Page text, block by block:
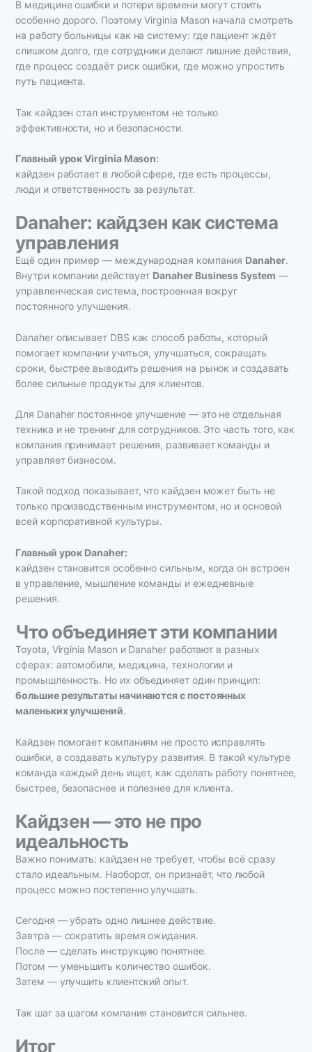
В медицине ошибки и потери времени могут стоить
особенно дорого. Поэтому Virginia Mason начала смотреть
на работу больницы как на систему: где пациент ждёт
слишком долго, где сотрудники делают лишние действия,
где процесс создаёт риск ошибки, где можно упростить
путь пациента.
Так кайдзен стал инструментом не только
эффективности, но и безопасности.
Главный урок Virginia Mason:
кайдзен работает в любой сфере, где есть процессы,
люди и ответственность за результат.
Danaher: кайдзен как система
управления
Ещё один пример — международная компания Danaher.
Внутри компании действует Danaher Business System —
управленческая система, построенная вокруг
постоянного улучшения.
Danaher описывает DBS как способ работы, который
помогает компании учиться, улучшаться, сокращать
сроки, быстрее выводить решения на рынок и создавать
более сильные продукты для клиентов.
Для Danaher постоянное улучшение — это не отдельная
техника и не тренинг для сотрудников. Это часть того, как
компания принимает решения, развивает команды и
управляет бизнесом.
Такой подход показывает, что кайдзен может быть не
только производственным инструментом, но и основой
всей корпоративной культуры.
Главный урок Danaher:
кайдзен становится особенно сильным, когда он встроен
в управление, мышление команды и ежедневные
решения.
Что объединяет эти компании
Toyota, Virginia Mason и Danaher работают в разных
сферах: автомобили, медицина, технологии и
промышленность. Но их объединяет один принцип:
большие результаты начинаются с постоянных
маленьких улучшений.
Кайдзен помогает компаниям не просто исправлять
ошибки, а создавать культуру развития. В такой культуре
команда каждый день ищет, как сделать работу понятнее,
быстрее, безопаснее и полезнее для клиента.
Кайдзен — это не про
идеальность
Важно понимать: кайдзен не требует, чтобы всё сразу
стало идеальным. Наоборот, он признаёт, что любой
процесс можно постепенно улучшать.
Сегодня — убрать одно лишнее действие.
Завтра — сократить время ожидания.
После — сделать инструкцию понятнее.
Потом — уменьшить количество ошибок.
Затем — улучшить клиентский опыт.
Так шаг за шагом компания становится сильнее.
Итог